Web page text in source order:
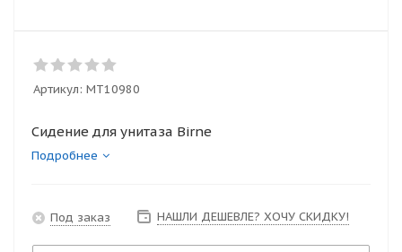
Артикул: MT10980
Сидение для унитаза Birne
Подробнее
Под заказ НАШЛИ ДЕШЕВЛЕ? ХОЧУ СКИДКУ!